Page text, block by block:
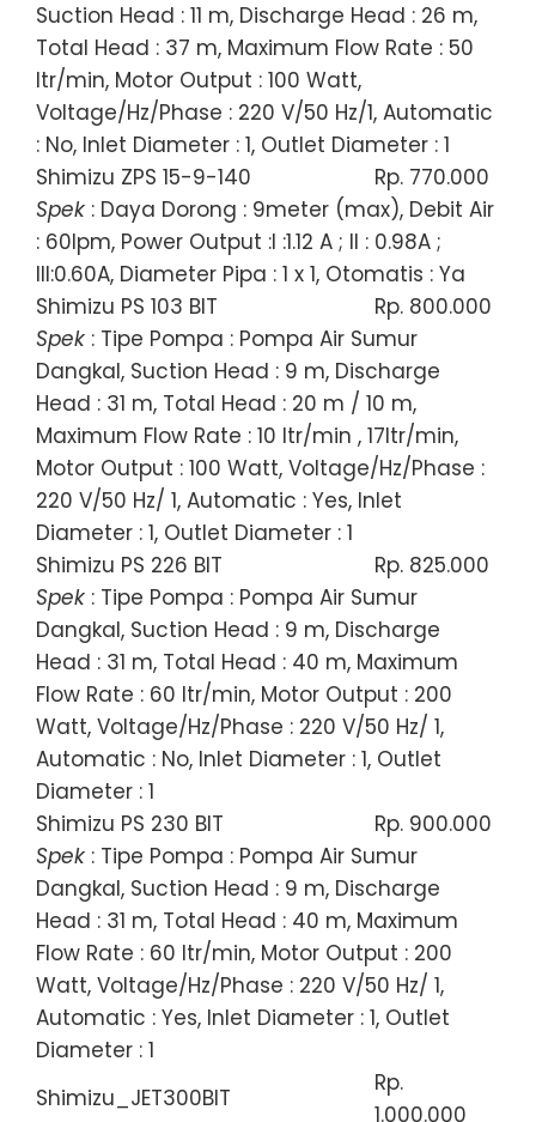
Suction Head : 11 m, Discharge Head : 26 m,
Total Head : 37 m, Maximum Flow Rate : 50
ltr/min, Motor Output : 100 Watt,
Voltage/Hz/Phase : 220 V/50 Hz/1, Automatic
: No, Inlet Diameter : 1, Outlet Diameter : 1
Shimizu ZPS 15-9-140
Rp. 770.000
Spek : Daya Dorong : 9meter (max), Debit Air
: 60lpm, Power Output :I :1.12 A ; II : 0.98A ;
III:0.60A, Diameter Pipa : 1 x 1, Otomatis : Ya
Shimizu PS 103 BIT
Rp. 800.000
Spek : Tipe Pompa : Pompa Air Sumur
Dangkal, Suction Head : 9 m, Discharge
Head : 31 m, Total Head : 20 m / 10 m,
Maximum Flow Rate : 10 ltr/min , 17ltr/min,
Motor Output : 100 Watt, Voltage/Hz/Phase :
220 V/50 Hz/ 1, Automatic : Yes, Inlet
Diameter : 1, Outlet Diameter : 1
Shimizu PS 226 BIT
Rp. 825.000
Spek : Tipe Pompa : Pompa Air Sumur
Dangkal, Suction Head : 9 m, Discharge
Head : 31 m, Total Head : 40 m, Maximum
Flow Rate : 60 ltr/min, Motor Output : 200
Watt, Voltage/Hz/Phase : 220 V/50 Hz/ 1,
Automatic : No, Inlet Diameter : 1, Outlet
Diameter : 1
Shimizu PS 230 BIT
Rp. 900.000
Spek : Tipe Pompa : Pompa Air Sumur
Dangkal, Suction Head : 9 m, Discharge
Head : 31 m, Total Head : 40 m, Maximum
Flow Rate : 60 ltr/min, Motor Output : 200
Watt, Voltage/Hz/Phase : 220 V/50 Hz/ 1,
Automatic : Yes, Inlet Diameter : 1, Outlet
Diameter : 1
Shimizu_JET300BIT
Rp.
1.000.000